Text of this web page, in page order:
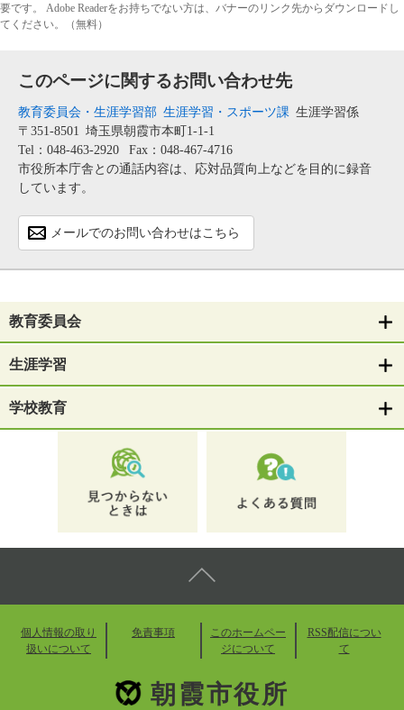
教育委員会
生涯学習
学校教育
要です。
Adobe Readerをお持ちでない方は、バナーのリンク先からダウンロードし
てください。（無料）
このページに関するお問い合わせ先
教育委員会・生涯学習部 生涯学習・スポーツ課 生涯学習係
〒351-8501
埼玉県朝霞市本町1-1-1
Tel：048-463-2920
Fax：048-467-4716
市役所本庁舎との通話内容は、応対品質向上などを目的に録音
しています。
メールでのお問い合わせはこちら
個人情報の取り
扱いについて
免責事項
このホームペー
ジについて
RSS配信につい
て
朝霞市役所